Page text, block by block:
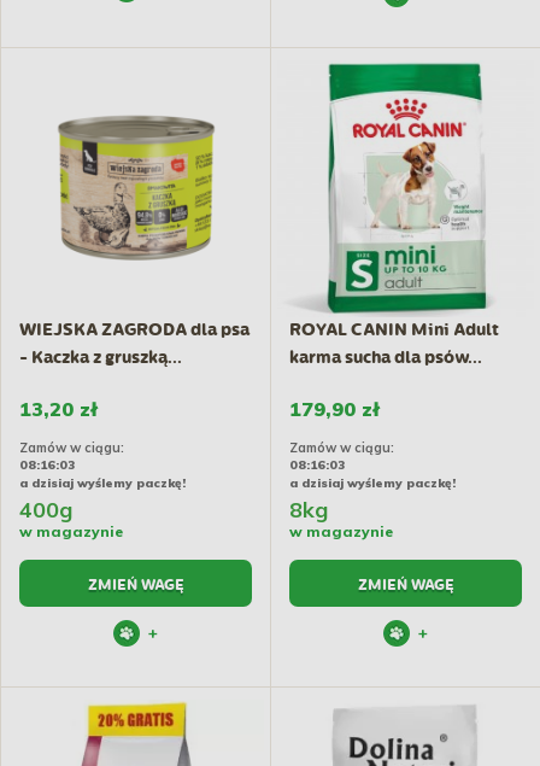
WIEJSKA ZAGRODA dla psa
- Kaczka z gruszką...
13,20 zł
Zamów w ciągu:
08:16:02
a dzisiaj wyślemy paczkę!
400g
w magazynie
ZMIEŃ WAGĘ
+
ROYAL CANIN Mini Adult
karma sucha dla psów...
179,90 zł
Zamów w ciągu:
08:16:02
a dzisiaj wyślemy paczkę!
8kg
w magazynie
ZMIEŃ WAGĘ
+